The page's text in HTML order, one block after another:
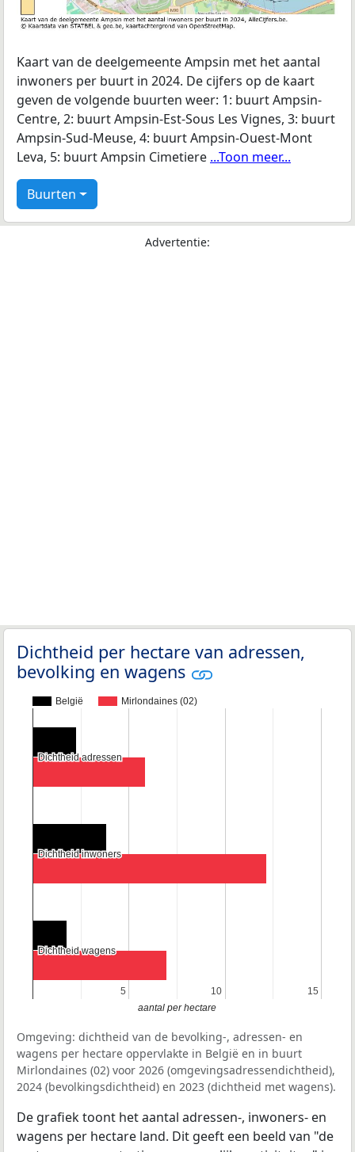
Kaart van de deelgemeente Ampsin met het aantal
inwoners per buurt in 2024. De cijfers op de kaart
geven de volgende buurten weer: 1: buurt Ampsin-
Centre, 2: buurt Ampsin-Est-Sous Les Vignes, 3: buurt
Ampsin-Sud-Meuse, 4: buurt Ampsin-Ouest-Mont
Leva, 5: buurt Ampsin Cimetiere ...Toon meer...
Buurten
Advertentie:
Dichtheid per hectare van adressen,
bevolking en wagens
België Mirlondaines (02)
5
5 10
10 15
15
Dichtheid adressen
Dichtheid adressen
Dichtheid inwoners
Dichtheid inwoners
Dichtheid wagens
Dichtheid wagens
aantal per hectare
Omgeving: dichtheid van de bevolking-, adressen- en
wagens per hectare oppervlakte in België en in buurt
Mirlondaines (02) voor 2026 (omgevingsadressendichtheid),
2024 (bevolkingsdichtheid) en 2023 (dichtheid met wagens).
De grafiek toont het aantal adressen-, inwoners- en
wagens per hectare land. Dit geeft een beeld van "de